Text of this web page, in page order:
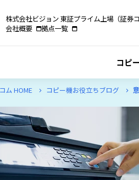
株式会社ビジョン 東証プライム上場（証券コ
会社概要
拠点一覧
コピ
ム HOME コピー機お役立ちブログ